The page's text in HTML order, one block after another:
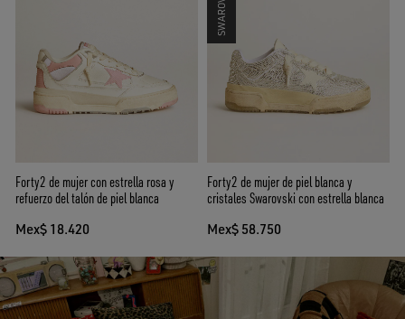
Forty2 de mujer con estrella rosa y
refuerzo del talón de piel blanca
Mex$ 18.420
Forty2 de mujer de piel blanca y
cristales Swarovski con estrella blanca
Mex$ 58.750